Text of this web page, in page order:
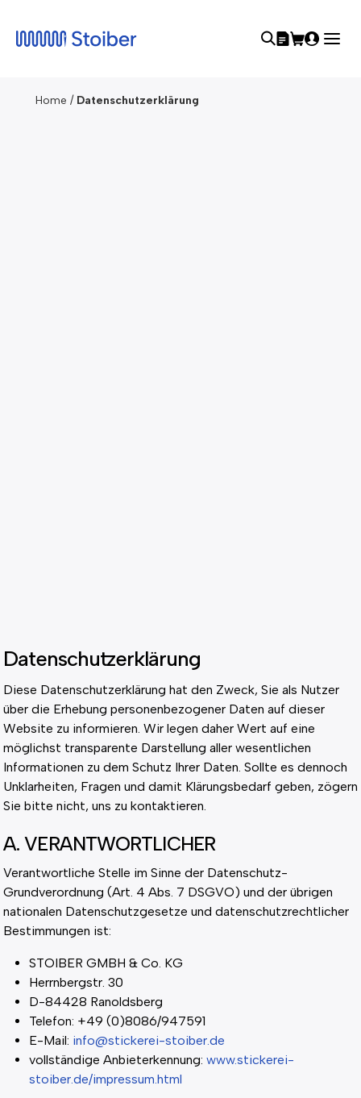
Home / Datenschutzerklärung
Datenschutzerklärung
Diese Datenschutzerklärung hat den Zweck, Sie als Nutzer
über die Erhebung personenbezogener Daten auf dieser
Website zu informieren. Wir legen daher Wert auf eine
möglichst transparente Darstellung aller wesentlichen
Informationen zu dem Schutz Ihrer Daten. Sollte es dennoch
Unklarheiten, Fragen und damit Klärungsbedarf geben, zögern
Sie bitte nicht, uns zu kontaktieren.
A. VERANTWORTLICHER
Verantwortliche Stelle im Sinne der Datenschutz-
Grundverordnung (Art. 4 Abs. 7 DSGVO) und der übrigen
nationalen Datenschutzgesetze und datenschutzrechtlicher
Bestimmungen ist:
STOIBER GMBH & Co. KG
Herrnbergstr. 30
D-84428 Ranoldsberg
Telefon: +49 (0)8086/947591
E-Mail: info@stickerei-stoiber.de
vollständige Anbieterkennung: www.stickerei-
stoiber.de/impressum.html